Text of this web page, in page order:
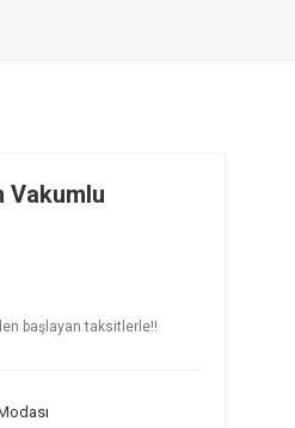
Vakumlu
başlayan taksitlerle!!